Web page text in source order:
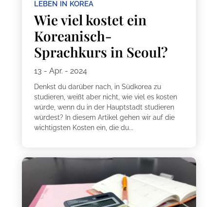
LEBEN IN KOREA
Wie viel kostet ein
Koreanisch-
Sprachkurs in Seoul?
13 - Apr. - 2024
Denkst du darüber nach, in Südkorea zu
studieren, weißt aber nicht, wie viel es kosten
würde, wenn du in der Hauptstadt studieren
würdest? In diesem Artikel gehen wir auf die
wichtigsten Kosten ein, die du...